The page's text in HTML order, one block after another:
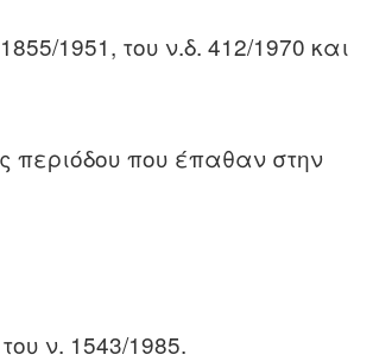
1951, του ν.δ. 412/1970 και
περιόδου που έπαθαν στην
ν. 1543/1985.